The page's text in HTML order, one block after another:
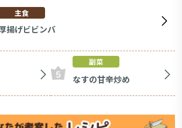
主食
揚げビビンバ
副菜
なすの甘辛炒め